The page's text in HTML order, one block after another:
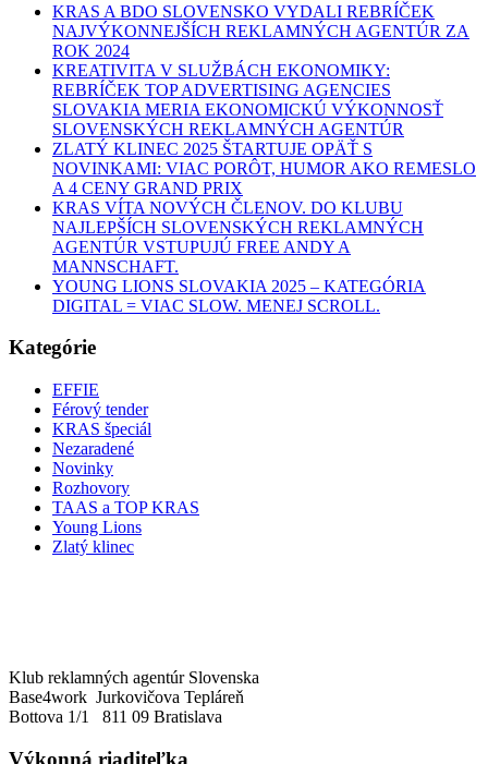
KRAS A BDO SLOVENSKO VYDALI REBRÍČEK
NAJVÝKONNEJŠÍCH REKLAMNÝCH AGENTÚR ZA
ROK 2024
KREATIVITA V SLUŽBÁCH EKONOMIKY:
REBRÍČEK TOP ADVERTISING AGENCIES
SLOVAKIA MERIA EKONOMICKÚ VÝKONNOSŤ
SLOVENSKÝCH REKLAMNÝCH AGENTÚR
ZLATÝ KLINEC 2025 ŠTARTUJE OPÄŤ S
NOVINKAMI: VIAC PORÔT, HUMOR AKO REMESLO
A 4 CENY GRAND PRIX
KRAS VÍTA NOVÝCH ČLENOV. DO KLUBU
NAJLEPŠÍCH SLOVENSKÝCH REKLAMNÝCH
AGENTÚR VSTUPUJÚ FREE ANDY A
MANNSCHAFT.
YOUNG LIONS SLOVAKIA 2025 – KATEGÓRIA
DIGITAL = VIAC SLOW. MENEJ SCROLL.
Kategórie
EFFIE
Férový tender
KRAS špeciál
Nezaradené
Novinky
Rozhovory
TAAS a TOP KRAS
Young Lions
Zlatý klinec
Klub reklamných agentúr Slovenska
Base4work Jurkovičova Tepláreň
Bottova 1/1 811 09 Bratislava
Výkonná riaditeľka